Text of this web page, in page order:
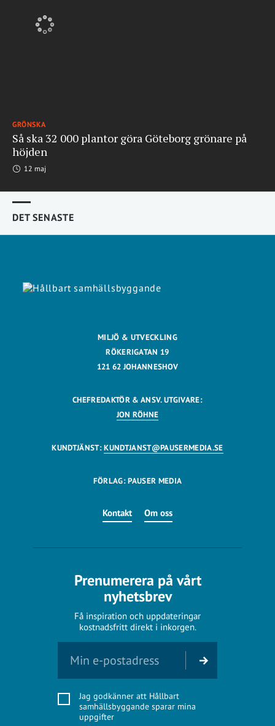
GRÖNSKA
Så ska 32 000 plantor göra Göteborg grönare på
höjden
12 maj
DET SENASTE
MILJÖ & UTVECKLING
RÖKERIGATAN 19
121 62 JOHANNESHOV
CHEFREDAKTÖR & ANSV. UTGIVARE:
JON RÖHNE
KUNDTJÄNST:KUNDTJANST@PAUSERMEDIA.SE
FÖRLAG: PAUSER MEDIA
Kontakt Om oss
Prenumerera på vårt
nyhetsbrev
Få inspiration och uppdateringar
kostnadsfritt direkt i inkorgen.
Jag godkänner att Hållbart
samhällsbyggande sparar mina
uppgifter